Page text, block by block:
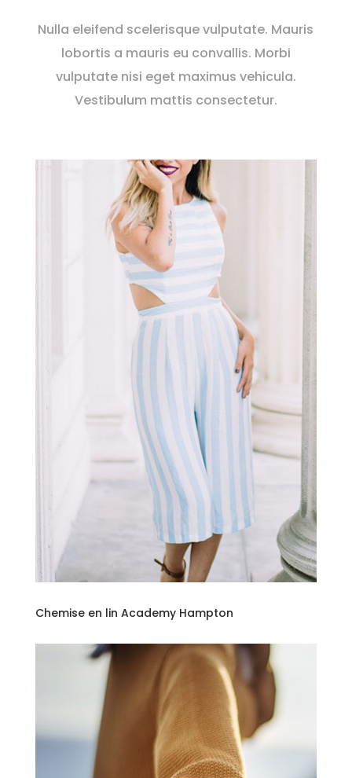
Nulla eleifend scelerisque vulputate. Mauris
lobortis a mauris eu convallis. Morbi
vulputate nisi eget maximus vehicula.
Vestibulum mattis consectetur.
Chemise en lin Academy Hampton